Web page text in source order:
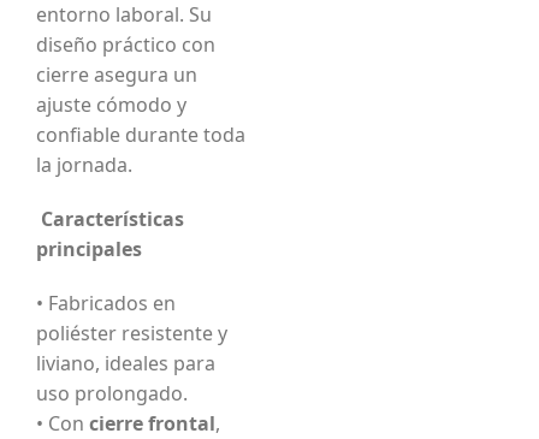
entorno laboral. Su
diseño práctico con
cierre asegura un
ajuste cómodo y
confiable durante toda
la jornada.
Características
principales
• Fabricados en
poliéster resistente y
liviano, ideales para
uso prolongado.
• Con cierre frontal,